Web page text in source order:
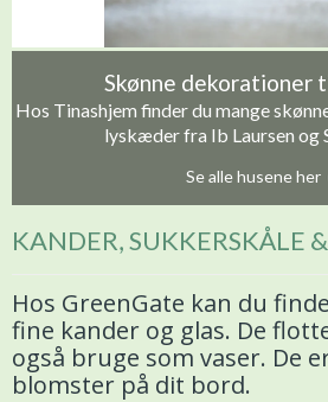
Skønne dekorationer
Hos Tinashjem finder du mange
lyskæder fra Ib Laursen og
Se alle husene her
KANDER, SUKKERSKÅLE
Hos GreenGate kan du
fine kander og glas. De
også bruge som vaser. De
blomster på dit bord.